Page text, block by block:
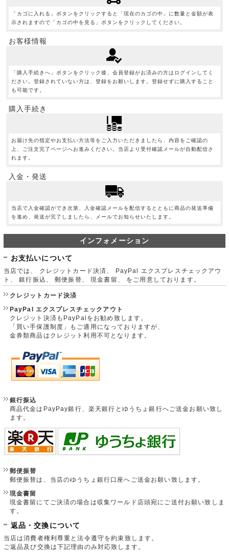
「カゴに入れる」ボタンをクリックすると「現在のカゴの中」に数量と金額が表
示されますので「カゴの中を見る」ボタンをクリックしてください。
お客様情報
「購入手続きへ」ボタンをクリック後、会員登録がお済みの方はログインしてく
ださい。登録されていない方は、登録をお願いします。登録せずに購入すること
も可能です。
購入手続き
お届け先の指定やお支払い方法等をご入力いただきましたら、内容をご確認の
上、ご注文完了ページへお進みください。当店より受付確認メールが自動配信さ
れます。
入金・発送
当店で入金確認ができ次第、入金確認メールを配信するとともに商品の発送準備
を進め、発送が完了しましたら、メールでお知らせいたします。
インフォメーション
お支払いについて
当店では、 クレジットカード決済、 PayPal エクスプレスチェックアウ
ト、 銀行振込、 郵便振替、 現金書留、 をご用意しております。
クレジットカード決済
PayPal エクスプレスチェックアウト
クレジット決済もPayPalをお勧め致します。
「買い手保護制度」もご適用になっておりますが、
金券類商品はクレジット利用不可となります。
銀行振込
商品代金はPayPay銀行、楽天銀行とゆうちょ銀行へご送金お願い致し
ます。
郵便振替
郵便振替は、当店のゆうちょ銀行口座へご送金お願い致します。
現金書留
現金書留にてご決済の場合は収集ワールド店頭宛にご送付お願い致しま
す。
返品・交換について
当店は消費者権利尊重と法令遵守を約束致します。
ご返品及び交換は下記理由のみ対応致します。